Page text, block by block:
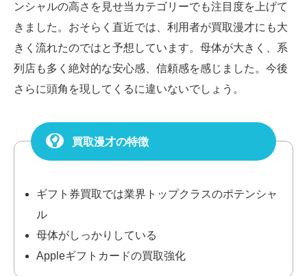
ンシャルの高さを見せ当カテゴリーでも注目度を上げて
きました。おそらく直近では、利用者が買取漫才にも大
きく流れたのではと予想しています。母体が大きく、系
列店も多く絶対的な安心感、信頼感を感じました。今後
さらに頭角を現してくるに違いないでしょう。
買取漫才の特徴
ギフト券買取では業界トップクラスのポテンシャ
ル
母体がしっかりしている
Appleギフトカードの買取強化